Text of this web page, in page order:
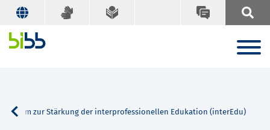
zur Stärkung der interprofessionellen Edukation (interEdu)